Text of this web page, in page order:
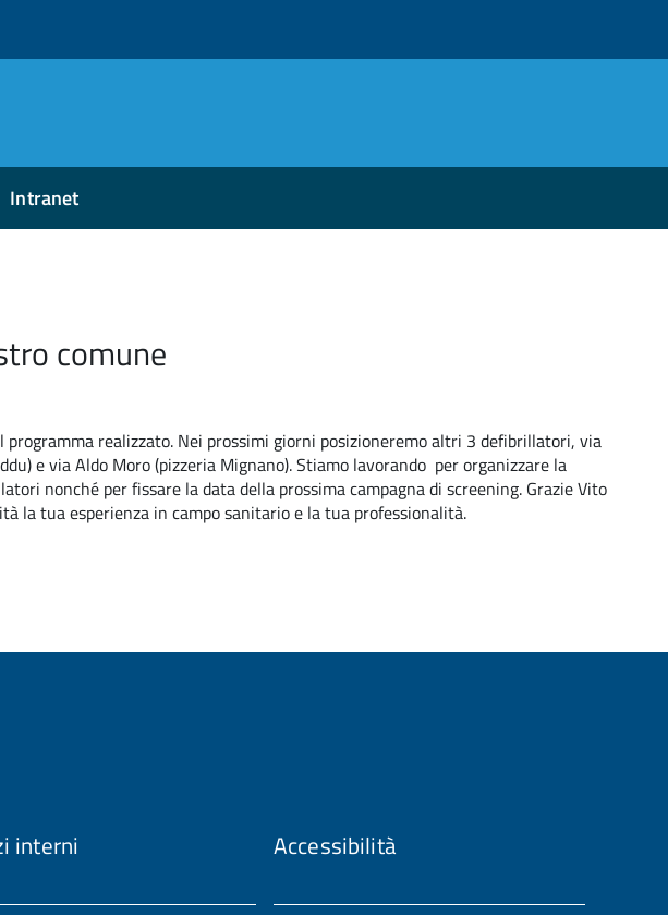
Intranet
comune
realizzato. Nei prossimi giorni posizioneremo altri 3 defibrillatori, via
e via Aldo Moro (pizzeria Mignano). Stiamo lavorando per organizzare la
nonché per fissare la data della prossima campagna di screening. Grazie Vito
la tua esperienza in campo sanitario e la tua professionalità.
interni Accessibilità